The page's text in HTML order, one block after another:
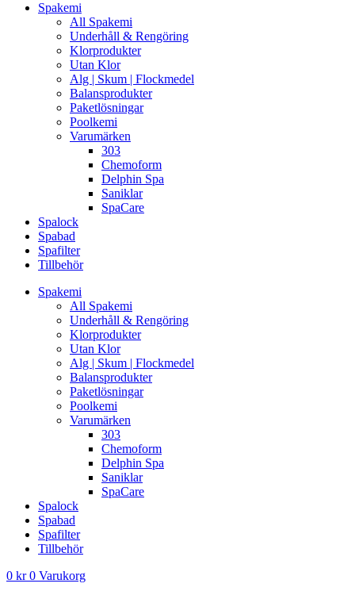
Spakemi
All Spakemi
Underhåll & Rengöring
Klorprodukter
Utan Klor
Alg | Skum | Flockmedel
Balansprodukter
Paketlösningar
Poolkemi
Varumärken
303
Chemoform
Delphin Spa
Saniklar
SpaCare
Spalock
Spabad
Spafilter
Tillbehör
Spakemi
All Spakemi
Underhåll & Rengöring
Klorprodukter
Utan Klor
Alg | Skum | Flockmedel
Balansprodukter
Paketlösningar
Poolkemi
Varumärken
303
Chemoform
Delphin Spa
Saniklar
SpaCare
Spalock
Spabad
Spafilter
Tillbehör
0 kr 0 Varukorg